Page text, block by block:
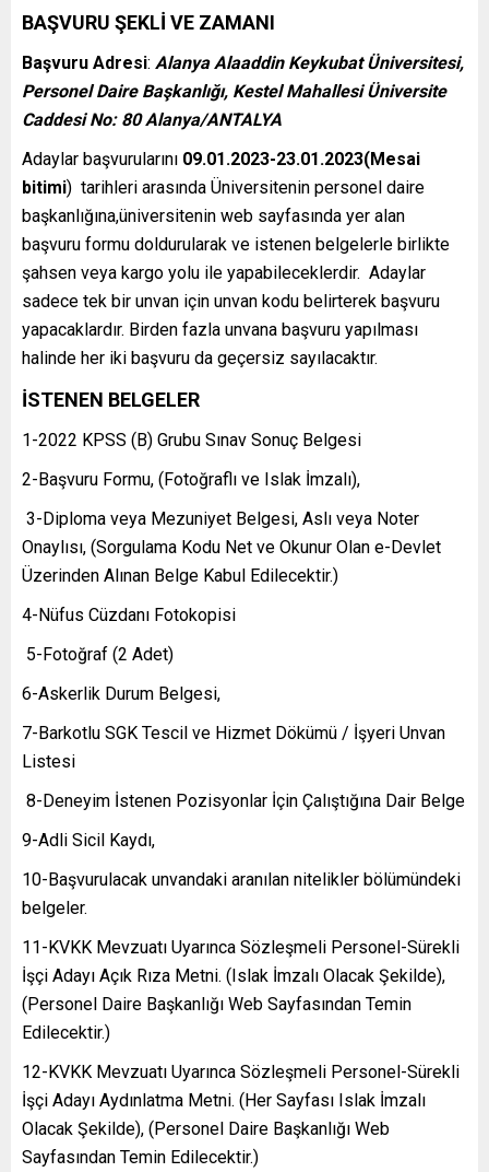
BAŞVURU ŞEKLİ VE ZAMANI
Başvuru Adresi: Alanya Alaaddin Keykubat Üniversitesi,
Personel Daire Başkanlığı, Kestel Mahallesi Üniversite
Caddesi No: 80 Alanya/ANTALYA
Adaylar başvurularını 09.01.2023-23.01.2023(Mesai
bitimi) tarihleri arasında Üniversitenin personel daire
başkanlığına,üniversitenin web sayfasında yer alan
başvuru formu doldurularak ve istenen belgelerle birlikte
şahsen veya kargo yolu ile yapabileceklerdir. Adaylar
sadece tek bir unvan için unvan kodu belirterek başvuru
yapacaklardır. Birden fazla unvana başvuru yapılması
halinde her iki başvuru da geçersiz sayılacaktır.
İSTENEN BELGELER
1-2022 KPSS (B) Grubu Sınav Sonuç Belgesi
2-Başvuru Formu, (Fotoğraflı ve Islak İmzalı),
3-Diploma veya Mezuniyet Belgesi, Aslı veya Noter
Onaylısı, (Sorgulama Kodu Net ve Okunur Olan e-Devlet
Üzerinden Alınan Belge Kabul Edilecektir.)
4-Nüfus Cüzdanı Fotokopisi
5-Fotoğraf (2 Adet)
6-Askerlik Durum Belgesi,
7-Barkotlu SGK Tescil ve Hizmet Dökümü / İşyeri Unvan
Listesi
8-Deneyim İstenen Pozisyonlar İçin Çalıştığına Dair Belge
9-Adli Sicil Kaydı,
10-Başvurulacak unvandaki aranılan nitelikler bölümündeki
belgeler.
11-KVKK Mevzuatı Uyarınca Sözleşmeli Personel-Sürekli
İşçi Adayı Açık Rıza Metni. (Islak İmzalı Olacak Şekilde),
(Personel Daire Başkanlığı Web Sayfasından Temin
Edilecektir.)
12-KVKK Mevzuatı Uyarınca Sözleşmeli Personel-Sürekli
İşçi Adayı Aydınlatma Metni. (Her Sayfası Islak İmzalı
Olacak Şekilde), (Personel Daire Başkanlığı Web
Sayfasından Temin Edilecektir.)